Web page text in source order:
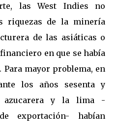
las West Indies no
riquezas de la minería
de las asiáticas o
en que se había
mayor problema, en
los años sesenta y
azucarera y la lima -
exportación- habían